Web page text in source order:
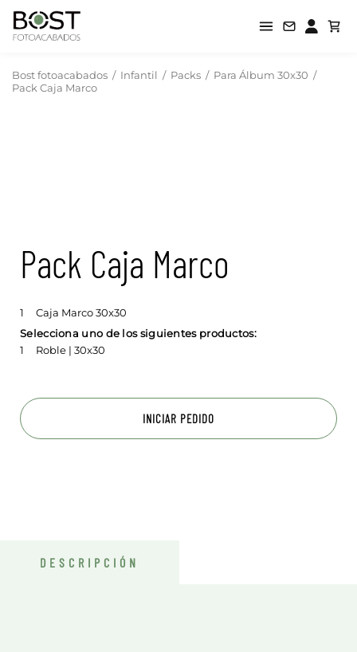
Bost fotoacabados / Infantil / Packs / Para Álbum 30x30 /
Pack Caja Marco
Pack Caja Marco
1
Caja Marco 30x30
Selecciona uno de los siguientes productos:
1
Roble | 30x30
INICIAR PEDIDO
DESCRIPCIÓN